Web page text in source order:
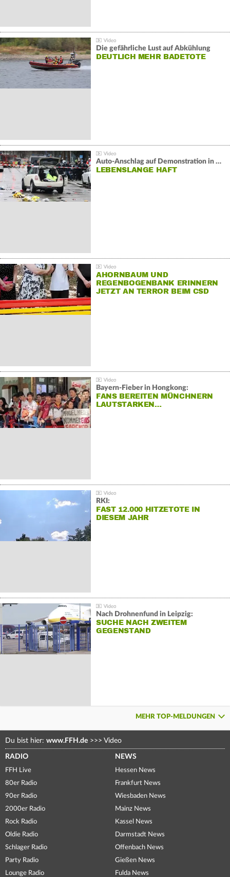
Die gefährliche Lust auf Abkühlung
DEUTLICH MEHR BADETOTE
Auto-Anschlag auf Demonstration in München:
LEBENSLANGE HAFT
AHORNBAUM UND
REGENBOGENBANK ERINNERN
JETZT AN TERROR BEIM CSD
Bayern-Fieber in Hongkong:
FANS BEREITEN MÜNCHNERN
LAUTSTARKEN…
RKI:
FAST 12.000 HITZETOTE IN
DIESEM JAHR
Nach Drohnenfund in Leipzig:
SUCHE NACH ZWEITEM
GEGENSTAND
MEHR TOP-MELDUNGEN
Du bist hier: www.FFH.de >>> Video
RADIO
FFH Live
80er Radio
90er Radio
2000er Radio
Rock Radio
Oldie Radio
Schlager Radio
Party Radio
Lounge Radio
NEWS
Hessen News
Frankfurt News
Wiesbaden News
Mainz News
Kassel News
Darmstadt News
Offenbach News
Gießen News
Fulda News